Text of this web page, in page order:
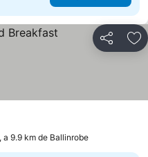
Partilhar
a 9.9 km de Ballinrobe